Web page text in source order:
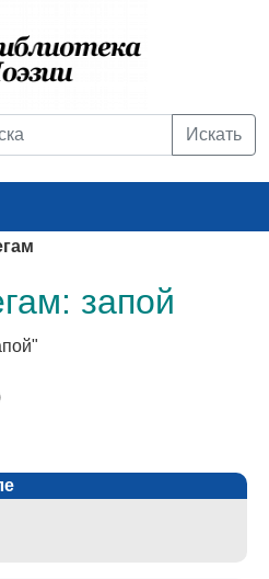
Искать
запой